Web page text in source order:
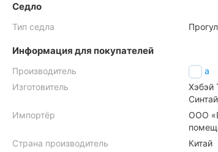
Седло
Тип седла
Информация для покупателей
Производитель
Delta
Изготовитель
Хэбэй
Импортёр
ООО
Страна производитель
Китай